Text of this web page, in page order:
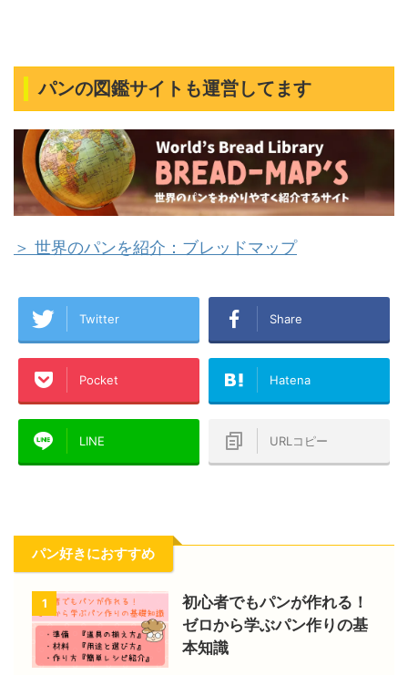
パンの図鑑サイトも運営してます
＞ 世界のパンを紹介：ブレッドマップ
Twitter Share
Pocket Hatena
LINE URLコピー
パン好きにおすすめ
1
初心者でもパンが作れる！
ゼロから学ぶパン作りの基
本知識